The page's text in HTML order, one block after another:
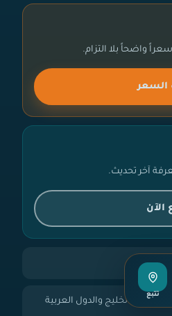
واضحاً بلا التزام.
السعر
آخر تحديث.
الآن
إلى الخليج والدول العربية
تتبع